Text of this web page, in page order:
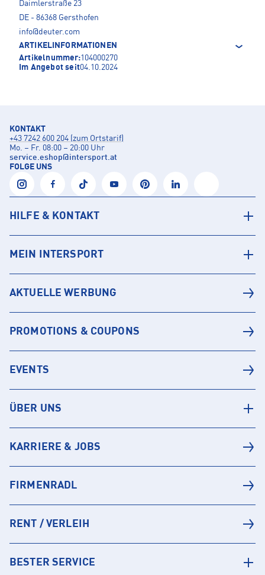
Daimlerstraße 23
DE - 86368 Gersthofen
info@deuter.com
ARTIKELINFORMATIONEN
Artikelnummer:104000270
Im Angebot seit04.10.2024
KONTAKT
+43 7242 600 204 (zum Ortstarif)
Mo. – Fr. 08:00 – 20:00 Uhr
service.eshop@intersport.at
FOLGE UNS
HILFE & KONTAKT
MEIN INTERSPORT
AKTUELLE WERBUNG
PROMOTIONS & COUPONS
EVENTS
ÜBER UNS
KARRIERE & JOBS
FIRMENRADL
RENT / VERLEIH
BESTER SERVICE